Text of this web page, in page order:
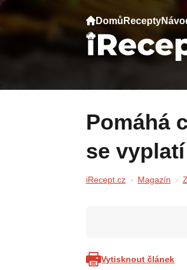
Domů Recepty
Pomáhá chránit před mrtvicí. Tento prášek
se
iRecept.cz Magazín
Vytisknout článek